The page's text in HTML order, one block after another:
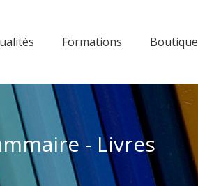
Formations Boutique
- Livres